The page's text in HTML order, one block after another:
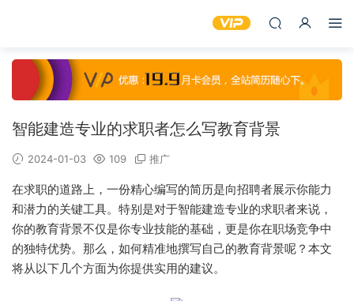
智能建造专业的求职者怎么写教育背景
2024-01-03 109 推广
在求职的道路上，一份精心编写的简历是向招聘者展示你能力
和潜力的关键工具。特别是对于智能建造专业的求职者来说，
你的教育背景不仅是你专业技能的基础，更是你在职场竞争中
的独特优势。那么，如何精准地撰写自己的教育背景呢？本文
将从以下几个方面为你提供实用的建议。